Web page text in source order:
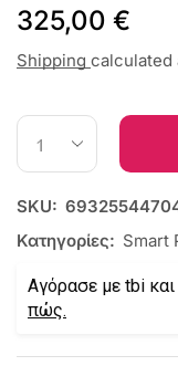
325,00 €
Shipping calculated
SKU:
Κατηγορίες: Smart
Αγόρασε με tbi
πώς.